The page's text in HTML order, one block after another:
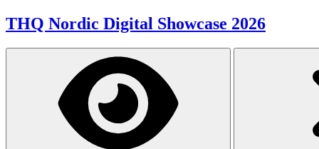
THQ Nordic Digital Showcase 2026